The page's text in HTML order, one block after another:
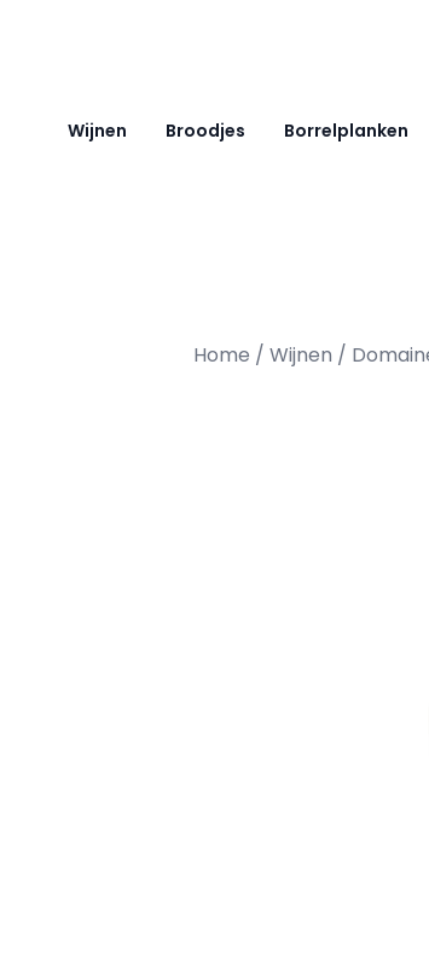
Wijnen Broodjes Borrelplanken
Home / Wijnen /